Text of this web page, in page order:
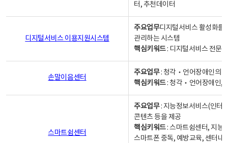
터, 추천데이터
디지털서비스 이용지원시스템
주요업무디지털서비스 활성화를
관리하는 시스템
핵심키워드: 디지털서비스 전문
손말이음센터
주요업무: 청각‧언어장애인의
핵심키워드: 청각‧언어장애인,
스마트쉼센터
주요업무: 지능정보서비스(인터
콘텐츠 등을 제공
핵심키워드: 스마트쉼센터, 지능
스마트폰 중독, 예방교육, 센터내